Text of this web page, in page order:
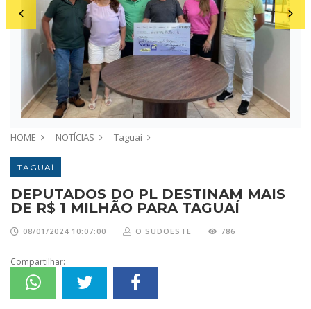
HOME NOTÍCIAS Taguaí
TAGUAÍ
DEPUTADOS DO PL DESTINAM MAIS
DE R$ 1 MILHÃO PARA TAGUAÍ
08/01/2024 10:07:00 O SUDOESTE 786
Compartilhar: